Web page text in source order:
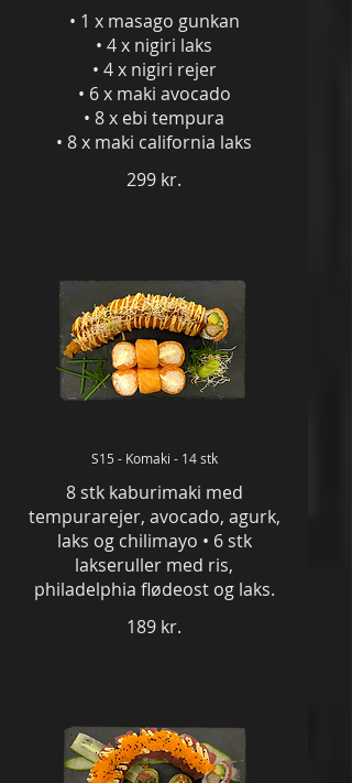
• 1 x masago gunkan
• 4 x nigiri laks
• 4 x nigiri rejer
• 6 x maki avocado
• 8 x ebi tempura
• 8 x maki california laks
299 kr.
S15 - Komaki - 14 stk
8 stk kaburimaki med
tempurarejer, avocado, agurk,
laks og chilimayo • 6 stk
lakseruller med ris,
philadelphia flødeost og laks.
189 kr.